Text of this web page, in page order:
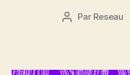
Auteur
Par Reseau